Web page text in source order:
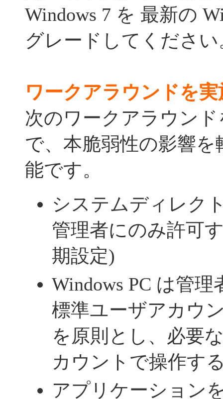
Windows 7 を 最新の
グレードしてください
ワークアラウンドを
次のワークアラウン
で、本脆弱性の影響
能です。
システムディレク
管理者にのみ許可
期設定)
Windows PC は管
標準ユーザアカウ
を原則とし、必要
カウントで操作す
アプリケーション